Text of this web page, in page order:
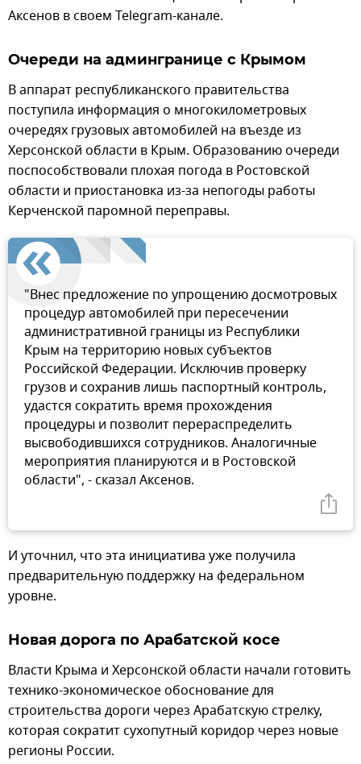
Аксенов в своем Telegram-канале.
Очереди на админгранице с Крымом
В аппарат республиканского правительства
поступила информация о многокилометровых
очередях грузовых автомобилей на въезде из
Херсонской области в Крым. Образованию очереди
поспособствовали плохая погода в Ростовской
области и приостановка из-за непогоды работы
Керченской паромной переправы.
"Внес предложение по упрощению досмотровых
процедур автомобилей при пересечении
административной границы из Республики
Крым на территорию новых субъектов
Российской Федерации. Исключив проверку
грузов и сохранив лишь паспортный контроль,
удастся сократить время прохождения
процедуры и позволит перераспределить
высвободившихся сотрудников. Аналогичные
мероприятия планируются и в Ростовской
области", - сказал Аксенов.
И уточнил, что эта инициатива уже получила
предварительную поддержку на федеральном
уровне.
Новая дорога по Арабатской косе
Власти Крыма и Херсонской области начали готовить
технико-экономическое обоснование для
строительства дороги через Арабатскую стрелку,
которая сократит сухопутный коридор через новые
регионы России.